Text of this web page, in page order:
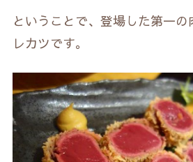
ということで、登場した第一の
レカツです。